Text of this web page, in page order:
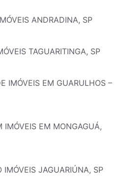
ANDRADINA, SP
TAGUARITINGA, SP
IMÓVEIS EM GUARULHOS –
IMÓVEIS EM MONGAGUÁ,
IMÓVEIS JAGUARIÚNA, SP